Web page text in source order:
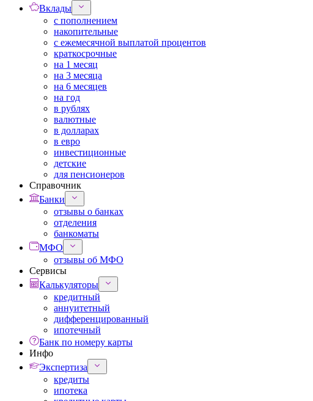
Вклады
с пополнением
накопительные
с ежемесячной выплатой процентов
краткосрочные
на 1 месяц
на 3 месяца
на 6 месяцев
на год
в рублях
валютные
в долларах
в евро
инвестиционные
детские
для пенсионеров
Справочник
Банки
отзывы о банках
отделения
банкоматы
МФО
отзывы об МФО
Сервисы
Калькуляторы
кредитный
аннуитетный
дифференцированный
ипотечный
Банк по номеру карты
Инфо
Экспертиза
кредиты
ипотека